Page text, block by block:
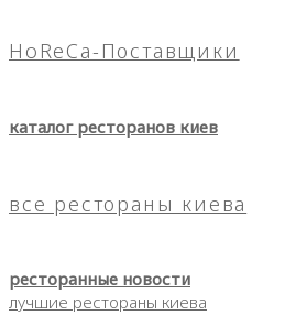
HoReCa-Поставщики
каталог ресторанов киев
все рестораны киева
ресторанные новости
лучшие рестораны киева